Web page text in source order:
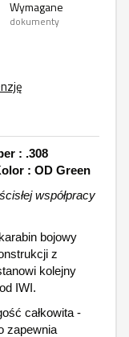
Wymagane
dokumenty
: .308
: OD Green
współpracy
bojowy
z
kolejny
IWI.
całkowita -
zapewnia